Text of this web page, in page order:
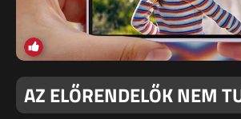
AZ ELŐRENDELŐK NEM